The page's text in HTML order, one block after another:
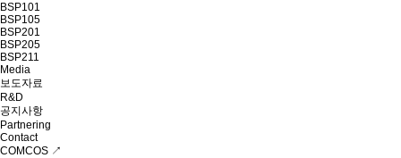
BSP101
BSP105
BSP201
BSP205
BSP211
Media
보도자료
R&D
공지사항
Partnering
Contact
COMCOS ↗